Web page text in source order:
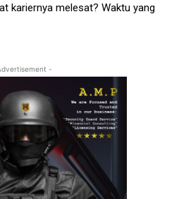
kariernya melesat? Waktu yang
-